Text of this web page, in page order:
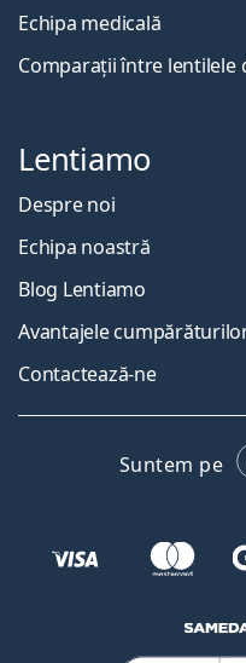
Echipa medicală
Comparații între lentilele
Lentiamo
Despre noi
Echipa noastră
Blog Lentiamo
Avantajele
Contactează-ne
Suntem pe